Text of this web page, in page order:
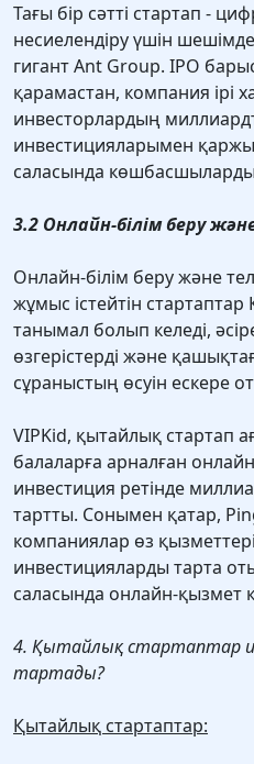
Тағы бір сәтті стартап -
несиелендіру үшін
гигант Ant Group. IPO
қарамастан, компания ірі
инвесторлардың
инвестицияларымен
саласында
3.2 Онлайн-білім беру
Онлайн-білім беру және
жұмыс істейтін
танымал болып келеді,
өзгерістерді және
сұраныстың өсуін ескере
VIPKid, қытайлық стартап
балаларға арналған
инвестиция ретінде
тартты. Сонымен қатар,
компаниялар өз
инвестицияларды тарта
саласында онлайн-қызмет
4. Қытайлық стартаптар
тартады?
Қытайлық стартаптар: